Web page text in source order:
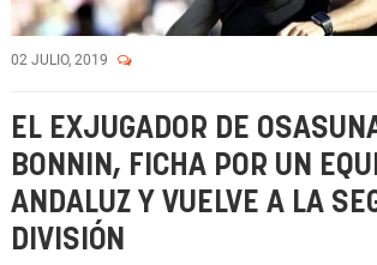
02 JULIO, 2019
EL EXJUGADOR DE
BONNIN, FICHA POR UN
ANDALUZ Y VUELVE A LA
DIVISIÓN